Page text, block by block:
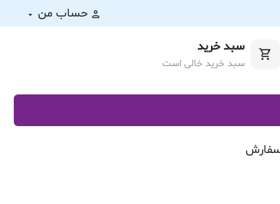
حساب من
سبد خرید
سبد خرید خالی است